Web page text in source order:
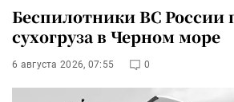
Беспилотники ВС России
сухогруза в Черном море
6 августа 2026, 07:55 0